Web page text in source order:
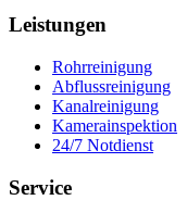
Leistungen
Rohrreinigung
Abflussreinigung
Kanalreinigung
Kamerainspektion
24/7 Notdienst
Service